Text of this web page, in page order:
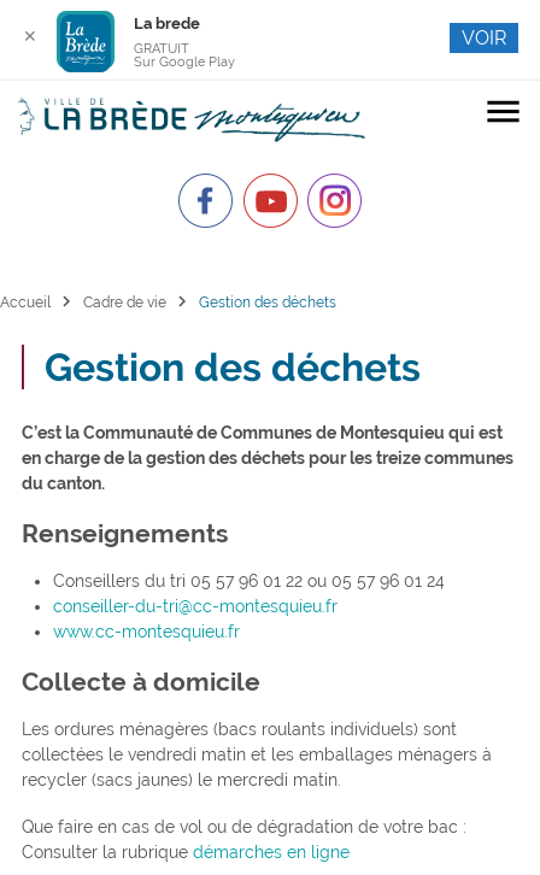
menu
Accueil chevron_right Cadre de vie chevron_right Gestion des déchets
Gestion des déchets
C’est la Communauté de Communes de Montesquieu qui est
en charge de la gestion des déchets pour les treize communes
du canton.
Renseignements
Conseillers du tri 05 57 96 01 22 ou 05 57 96 01 24
conseiller-du-tri@cc-montesquieu.fr
www.cc-montesquieu.fr
Collecte à domicile
Les ordures ménagères (bacs roulants individuels) sont
collectées le vendredi matin et les emballages ménagers à
recycler (sacs jaunes) le mercredi matin.
Que faire en cas de vol ou de dégradation de votre bac :
Consulter la rubrique démarches en ligne
✕
La brede
GRATUIT
Sur Google Play
VOIR